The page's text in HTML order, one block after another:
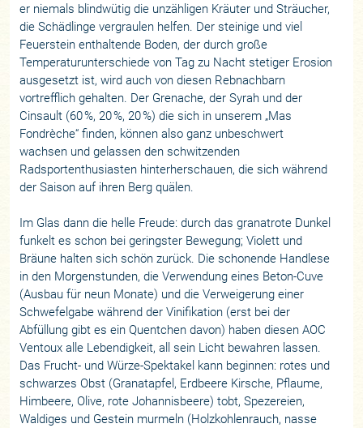
er niemals blindwütig die unzähligen Kräuter und Sträucher,
die Schädlinge vergraulen helfen. Der steinige und viel
Feuerstein enthaltende Boden, der durch große
Temperaturunterschiede von Tag zu Nacht stetiger Erosion
ausgesetzt ist, wird auch von diesen Rebnachbarn
vortrefflich gehalten. Der Grenache, der Syrah und der
Cinsault (60 %, 20 %, 20 %) die sich in unserem „Mas
Fondrèche“ finden, können also ganz unbeschwert
wachsen und gelassen den schwitzenden
Radsportenthusiasten hinterherschauen, die sich während
der Saison auf ihren Berg quälen.
Im Glas dann die helle Freude: durch das granatrote Dunkel
funkelt es schon bei geringster Bewegung; Violett und
Bräune halten sich schön zurück. Die schonende Handlese
in den Morgenstunden, die Verwendung eines Beton-Cuve
(Ausbau für neun Monate) und die Verweigerung einer
Schwefelgabe während der Vinifikation (erst bei der
Abfüllung gibt es ein Quentchen davon) haben diesen AOC
Ventoux alle Lebendigkeit, all sein Licht bewahren lassen.
Das Frucht- und Würze-Spektakel kann beginnen: rotes und
schwarzes Obst (Granatapfel, Erdbeere Kirsche, Pflaume,
Himbeere, Olive, rote Johannisbeere) tobt, Spezereien,
Waldiges und Gestein murmeln (Holzkohlenrauch, nasse